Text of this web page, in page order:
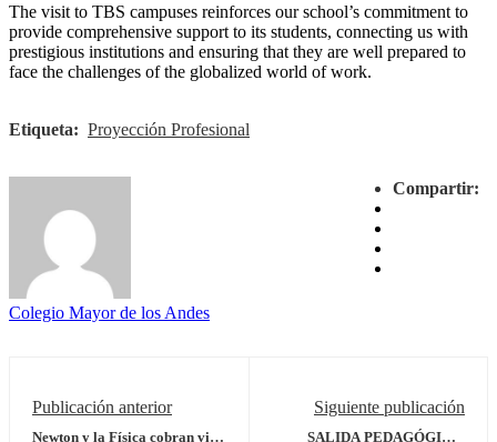
The visit to TBS campuses reinforces our school’s commitment to
provide comprehensive support to its students, connecting us with
prestigious institutions and ensuring that they are well prepared to
face the challenges of the globalized world of work.
Etiqueta: Proyección Profesional
Compartir:
Colegio Mayor de los Andes
Publicación anterior
Newton y la Física cobran vida
Siguiente publicación
SALIDA PEDAGÓGICA,